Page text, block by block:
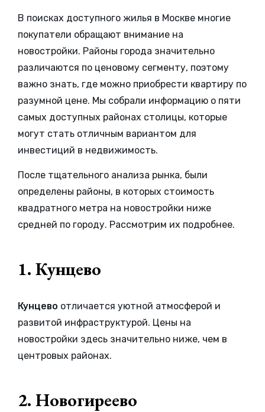
В поисках доступного жилья в Москве многие
покупатели обращают внимание на
новостройки. Районы города значительно
различаются по ценовому сегменту, поэтому
важно знать, где можно приобрести квартиру по
разумной цене. Мы собрали информацию о пяти
самых доступных районах столицы, которые
могут стать отличным вариантом для
инвестиций в недвижимость.
После тщательного анализа рынка, были
определены районы, в которых стоимость
квадратного метра на новостройки ниже
средней по городу. Рассмотрим их подробнее.
1. Кунцево
Кунцево отличается уютной атмосферой и
развитой инфраструктурой. Цены на
новостройки здесь значительно ниже, чем в
центровых районах.
2. Новогиреево